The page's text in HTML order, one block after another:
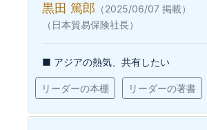
黒田 篤郎 （2025/06/07 掲載）
（日本貿易保険社長）
■ アジアの熱気、共有したい
リーダーの本棚 リーダーの著書